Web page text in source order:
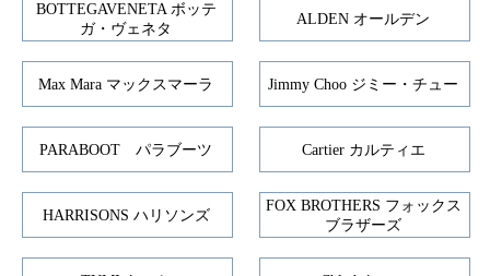
BOTTEGAVENETA ボッテ
ガ・ヴェネタ
ALDEN オールデン
Max Mara マックスマーラ Jimmy Choo ジミー・チュー
PARABOOT パラブーツ Cartier カルティエ
HARRISONS ハリソンズ
FOX BROTHERS フォックス
ブラザーズ